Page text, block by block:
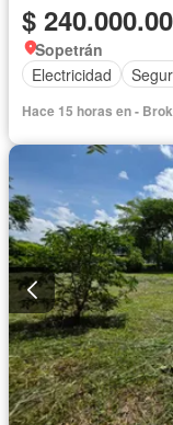
$
Sopetrán
Electricidad
Hace 15 horas en -